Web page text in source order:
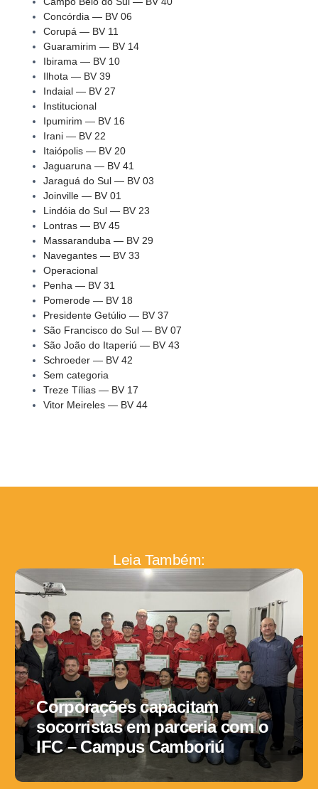
Concórdia — BV 06
Corupá — BV 11
Guaramirim — BV 14
Ibirama — BV 10
Ilhota — BV 39
Indaial — BV 27
Institucional
Ipumirim — BV 16
Irani — BV 22
Itaiópolis — BV 20
Jaguaruna — BV 41
Jaraguá do Sul — BV 03
Joinville — BV 01
Lindóia do Sul — BV 23
Lontras — BV 45
Massaranduba — BV 29
Navegantes — BV 33
Operacional
Penha — BV 31
Pomerode — BV 18
Presidente Getúlio — BV 37
São Francisco do Sul — BV 07
São João do Itaperiú — BV 43
Schroeder — BV 42
Sem categoria
Treze Tílias — BV 17
Vitor Meireles — BV 44
Leia Também:
Corporações capacitam
socorristas em parceria com o
IFC – Campus Camboriú